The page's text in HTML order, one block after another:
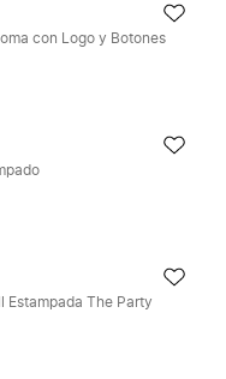
con Logo y Botones
Estampada The Party